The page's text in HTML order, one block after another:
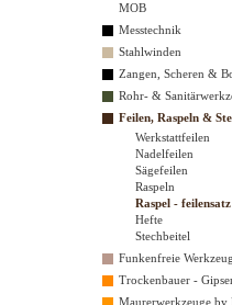
MOB
Messtechnik
Stahlwinden
Zangen, Scheren &
Rohr- &
Feilen, Raspeln &
Werkstattfeilen
Nadelfeilen
Sägefeilen
Raspeln
Raspel - feilensatz
Hefte
Stechbeitel
Funkenfreie
Trockenbauer -
Maurerwerkzeuge by